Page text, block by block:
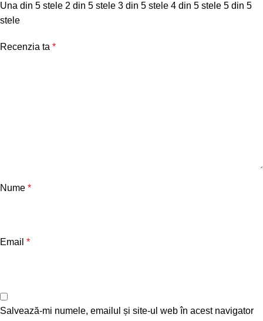
Una din 5 stele 2 din 5 stele 3 din 5 stele 4 din 5 stele 5 din 5
stele
Recenzia ta *
Nume *
Email *
Salvează-mi numele, emailul și site-ul web în acest navigator